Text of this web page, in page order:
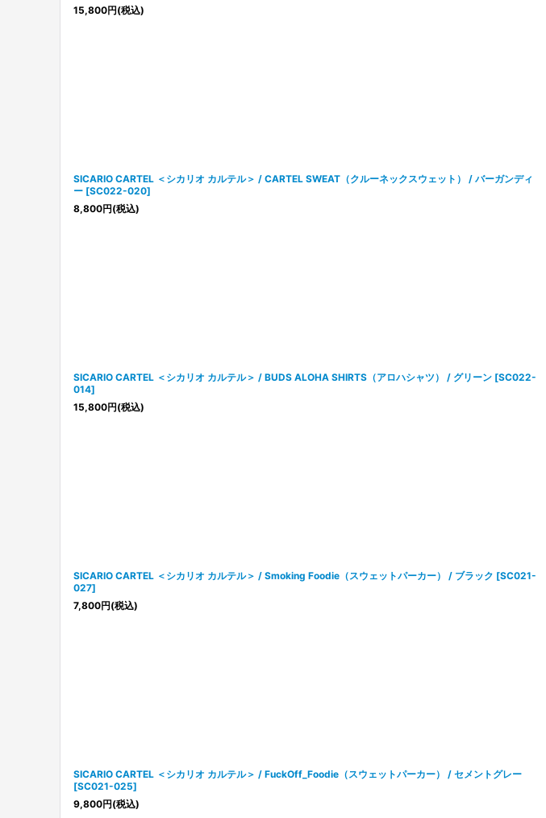
15,800円(税込)
SICARIO CARTEL ＜シカリオ カルテル＞ / CARTEL SWEAT（クルーネックスウェット） / バーガンディ
ー [SC022-020]
8,800円(税込)
SICARIO CARTEL ＜シカリオ カルテル＞ / BUDS ALOHA SHIRTS（アロハシャツ） / グリーン [SC022-
014]
15,800円(税込)
SICARIO CARTEL ＜シカリオ カルテル＞ / Smoking Foodie（スウェットパーカー） / ブラック [SC021-
027]
7,800円(税込)
SICARIO CARTEL ＜シカリオ カルテル＞ / FuckOff_Foodie（スウェットパーカー） / セメントグレー
[SC021-025]
9,800円(税込)